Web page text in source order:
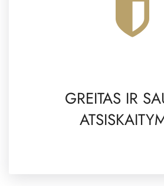
GREITAS IR